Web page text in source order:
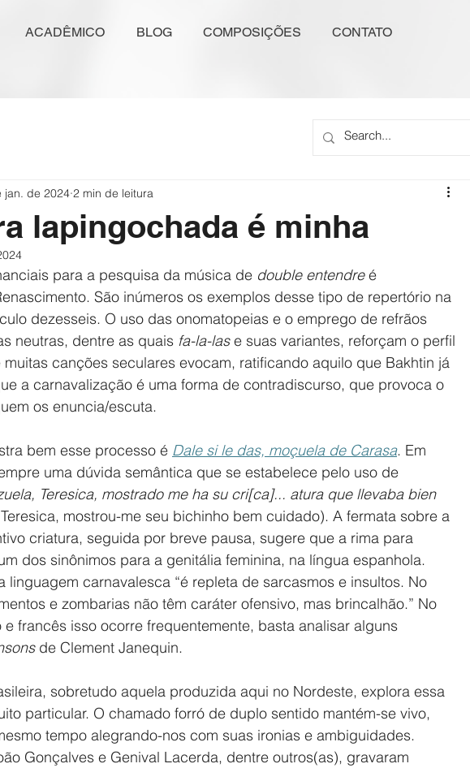
ACADÊMICO BLOG COMPOSIÇÕES CONTATO
lapingochada é minha
jan. de 2024 2 min de leitura
para a pesquisa da música de double entendre é
São inúmeros os exemplos desse tipo de repertório na
dezesseis. O uso das onomatopeias e o emprego de refrãos
neutras, dentre as quais fa-la-las e suas variantes, reforçam o perfil
canções seculares evocam, ratificando aquilo que Bakhtin já
a carnavalização é uma forma de contradiscurso, que provoca o
os enuncia/escuta.
bem esse processo é Dale si le das, moçuela de Carasa. Em
uma dúvida semântica que se estabelece pelo uso de
Teresica, mostrado me ha su cri[ca]... atura que llevaba bien
mostrou-me seu bichinho bem cuidado). A fermata sobre a
criatura, seguida por breve pausa, sugere que a rima para
dos sinônimos para a genitália feminina, na língua espanhola.
linguagem carnavalesca “é repleta de sarcasmos e insultos. No
e zombarias não têm caráter ofensivo, mas brincalhão.” No
e francês isso ocorre frequentemente, basta analisar alguns
de Clement Janequin.
sobretudo aquela produzida aqui no Nordeste, explora essa
particular. O chamado forró de duplo sentido mantém-se vivo,
tempo alegrando-nos com suas ironias e ambiguidades.
Gonçalves e Genival Lacerda, dentre outros(as), gravaram